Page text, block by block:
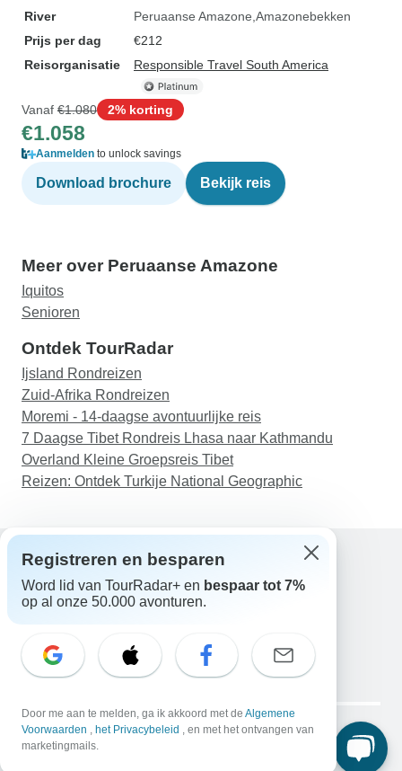
River
Peruaanse Amazone Amazonebekken
Prijs per dag
€212
Reisorganisatie
Responsible Travel South America
Vanaf €1.080 2% korting
€1.058
Aanmelden to unlock savings
Download brochure Bekijk reis
Meer over Peruaanse Amazone
Iquitos
Senioren
Ontdek TourRadar
Ijsland Rondreizen
Zuid-Afrika Rondreizen
Moremi - 14-daagse avontuurlijke reis
7 Daagse Tibet Rondreis Lhasa naar Kathmandu
Overland Kleine Groepsreis Tibet
Reizen: Ontdek Turkije National Geographic
Hulp
Neem contact met ons op
E-mail: support@tourradar.com
Taal selecteren
Copyright © TourRadar. Alle rechten voorbehouden.
Juridische kennisgeving Privacybeleid
Cookies
Registreren en besparen
Word lid van TourRadar+ en bespaar tot 7%
op al onze 50.000 avonturen.
Door me aan te melden, ga ik akkoord met de Algemene
Voorwaarden , het Privacybeleid , en met het ontvangen van
marketingmails.